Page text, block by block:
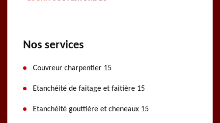
Nos services
Couvreur charpentier 15
Etanchéité de faitage et faitière 15
Etanchéité gouttière et cheneaux 15